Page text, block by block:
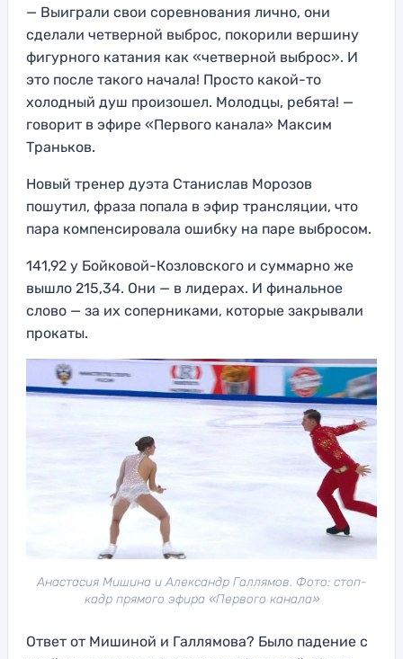
— Выиграли свои соревнования лично, они
сделали четверной выброс, покорили вершину
фигурного катания как «четверной выброс». И
это после такого начала! Просто какой-то
холодный душ произошел. Молодцы, ребята! —
говорит в эфире «Первого канала» Максим
Траньков.
Новый тренер дуэта Станислав Морозов
пошутил, фраза попала в эфир трансляции, что
пара компенсировала ошибку на паре выбросом.
141,92 у Бойковой-Козловского и суммарно же
вышло 215,34. Они — в лидерах. И финальное
слово — за их соперниками, которые закрывали
прокаты.
Анастасия Мишина и Александр Галлямов. Фото: стоп-
кадр прямого эфира «Первого канала»
Ответ от Мишиной и Галлямова? Было падение с